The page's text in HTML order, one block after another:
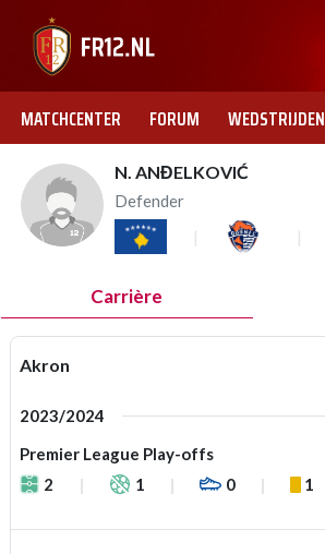
MATCHCENTER FORUM WEDSTRIJDEN
N. ANĐELKOVIĆ
Defender
Carrière
Akron
2023/2024
Premier League Play-offs
2
1 0 1